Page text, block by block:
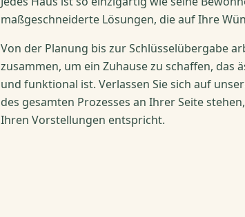
maßgeschneiderte Lösungen, die auf Ihre
Von der Planung bis zur Schlüsselübergabe
zusammen, um ein Zuhause zu schaffen, das
und funktional ist. Verlassen Sie sich auf
des gesamten Prozesses an Ihrer Seite
Ihren Vorstellungen entspricht.